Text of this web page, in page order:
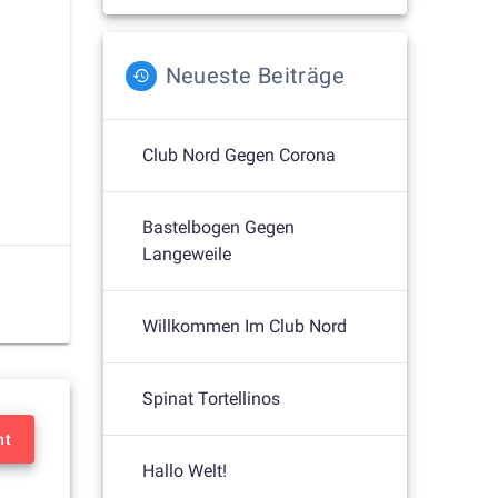
Neueste Beiträge
Club Nord Gegen Corona
Bastelbogen Gegen
Langeweile
Willkommen Im Club Nord
Spinat Tortellinos
Hallo Welt!